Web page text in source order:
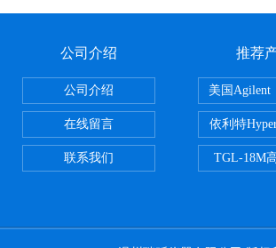
公司介绍
公司介绍
在线留言
联系我们
推荐
美国Agilent
依利特
TGL-18M